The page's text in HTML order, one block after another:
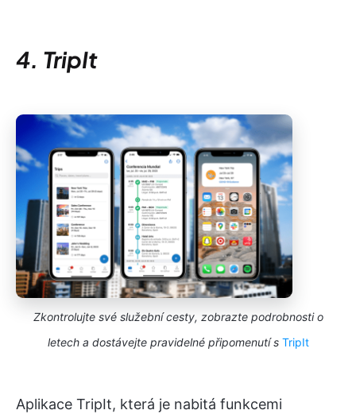
4. TripIt
Zkontrolujte své služební cesty, zobrazte podrobnosti o
letech a dostávejte pravidelné připomenutí s TripIt
Aplikace TripIt, která je nabitá funkcemi